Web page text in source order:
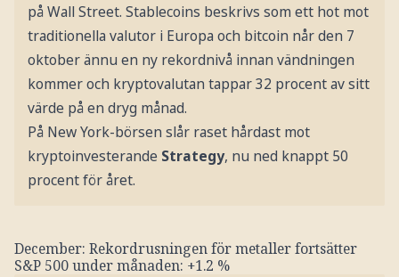
på Wall Street. Stablecoins beskrivs som ett hot mot
traditionella valutor i Europa och bitcoin når den 7
oktober ännu en ny rekordnivå innan vändningen
kommer och kryptovalutan tappar 32 procent av sitt
värde på en dryg månad.
På New York-börsen slår raset hårdast mot
kryptoinvesterande Strategy, nu ned knappt 50
procent för året.
December: Rekordrusningen för metaller fortsätter
S&P 500 under månaden: +1.2 %